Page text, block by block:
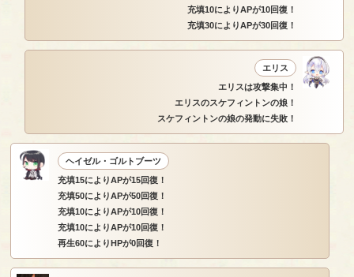
充填10によりAPが10回復！
充填30によりAPが30回復！
エリス
エリスは攻撃集中！
エリスのスケフィントンの娘！
スケフィントンの娘の発動に失敗！
ヘイゼル・ゴルトブーツ
充填15によりAPが15回復！
充填50によりAPが50回復！
充填10によりAPが10回復！
充填10によりAPが10回復！
再生60によりHPが0回復！